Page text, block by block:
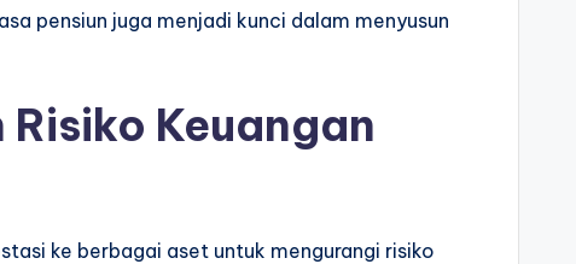
pensiun juga menjadi kunci dalam menyusun
Keuangan
ke berbagai aset untuk mengurangi risiko